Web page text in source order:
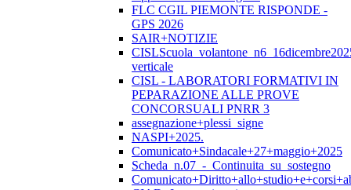
FLC CGIL PIEMONTE RISPONDE -
GPS 2026
SAIR+NOTIZIE
verticale
CISL - LABORATORI FORMATIVI IN
PEPARAZIONE ALLE PROVE
CONCORSUALI PNRR 3
assegnazione+plessi_signe
NASPI+2025.
Comunicato+Sindacale+27+maggio+2025
Scheda_n.07_-_Continuita_su_sostegno